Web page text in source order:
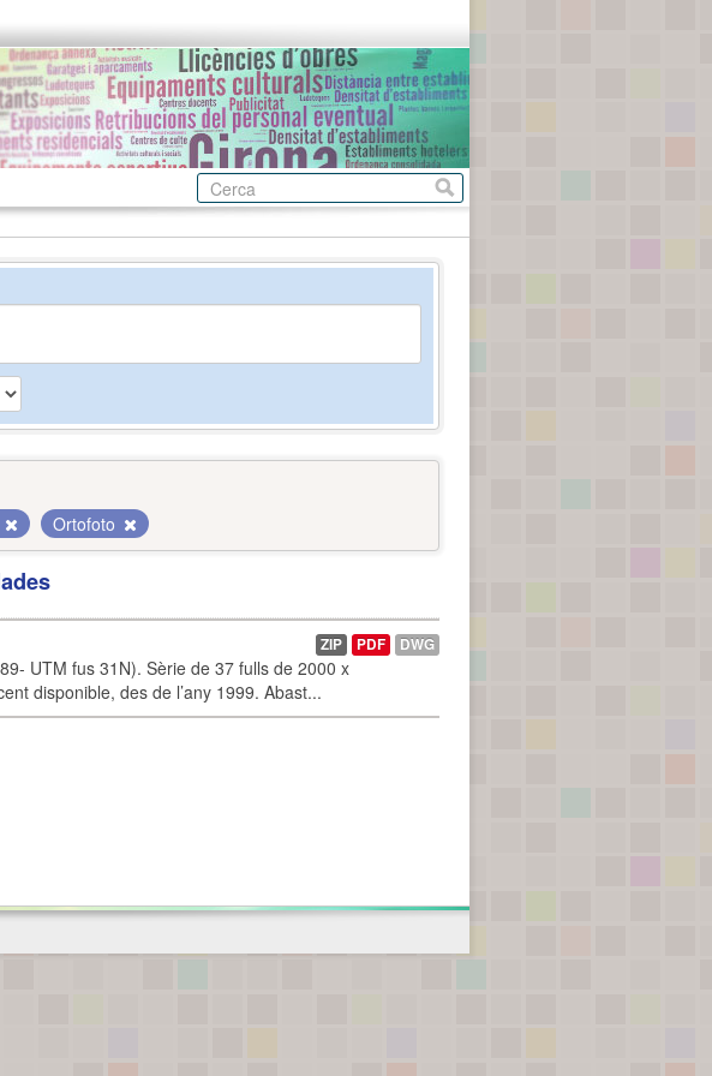
Ortofoto
UTM fus 31N). Sèrie de 37 fulls de 2000 x
disponible, des de l’any 1999. Abast...
ZIP PDF DWG